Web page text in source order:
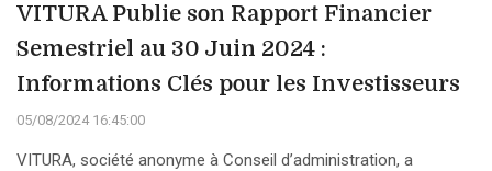
VITURA Publie son Rapport Financier
Semestriel au 30 Juin 2024 :
Informations Clés pour les Investisseurs
05/08/2024 16:45:00
VITURA, société anonyme à Conseil d’administration, a